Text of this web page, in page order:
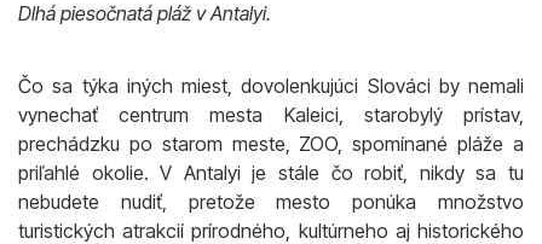
Dlhá piesočnatá pláž v Antalyi.
Čo sa týka iných miest, dovolenkujúci Slováci by nemali
vynechať centrum mesta Kaleici, starobylý prístav,
prechádzku po starom meste, ZOO, spomínané pláže a
priľahlé okolie. V Antalyi je stále čo robiť, nikdy sa tu
nebudete nudiť, pretože mesto ponúka množstvo
turistických atrakcií prírodného, kultúrneho aj historického